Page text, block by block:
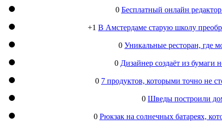
0 Бесплатный онлайн
+1 В Амстердаме старую школу
0 Уникальные ресторан, где
0 Дизайнер создаёт из
0 7 продуктов, которыми точно не
0 Шведы построили
0 Рюкзак на солнечных батареях,